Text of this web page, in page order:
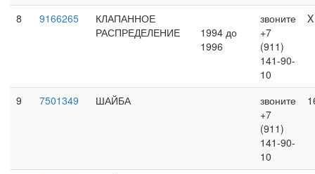
8 9166265
КЛАПАННОЕ
РАСПРЕДЕЛЕНИЕ
1994 до
1996
звоните
+7
(911)
141-90-
10
X
9 7501349 ШАЙБА
звоните
+7
(911)
141-90-
10